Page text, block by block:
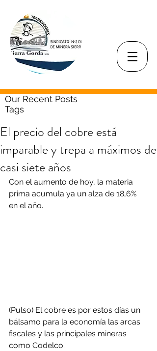
Our Recent Posts
Tags
El precio del cobre está
imparable y trepa a máximos de
casi siete años
Con el aumento de hoy, la materia
prima acumula ya un alza de 18,6%
en el año.
(Pulso) El cobre es por estos días un
bálsamo para la economía las arcas
fiscales y las principales mineras
como Codelco.